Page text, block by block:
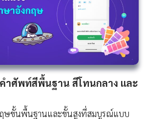
ำศัพท์สีพื้นฐาน สีโทนกลาง และ
ษขั้นพื้นฐานและขั้นสูงที่สมบูรณ์แบบ